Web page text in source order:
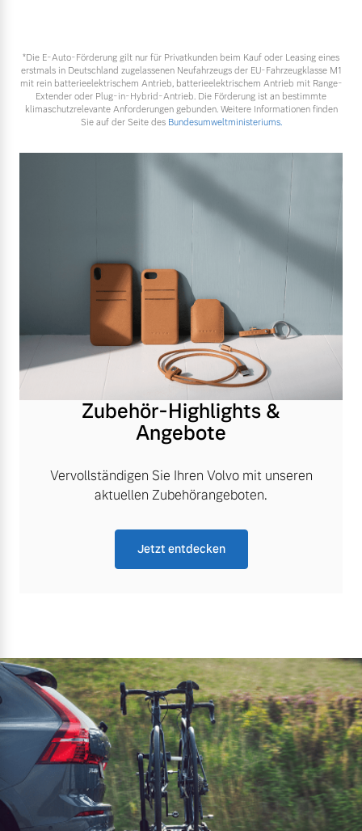
*Die E‑Auto-Förderung gilt nur für Privatkunden beim Kauf oder Leasing eines
erstmals in Deutschland zugelassenen Neufahrzeugs der EU-Fahrzeugklasse M1
mit rein batterieelektrischem Antrieb, batterieelektrischem Antrieb mit Range-
Extender oder Plug-in-Hybrid-Antrieb. Die Förderung ist an bestimmte
klimaschutzrelevante Anforderungen gebunden. Weitere Informationen finden
Sie auf der Seite des Bundesumweltministeriums.
Zubehör-Highlights &
Angebote
Vervollständigen Sie Ihren Volvo mit unseren
aktuellen Zubehörangeboten.
Jetzt entdecken